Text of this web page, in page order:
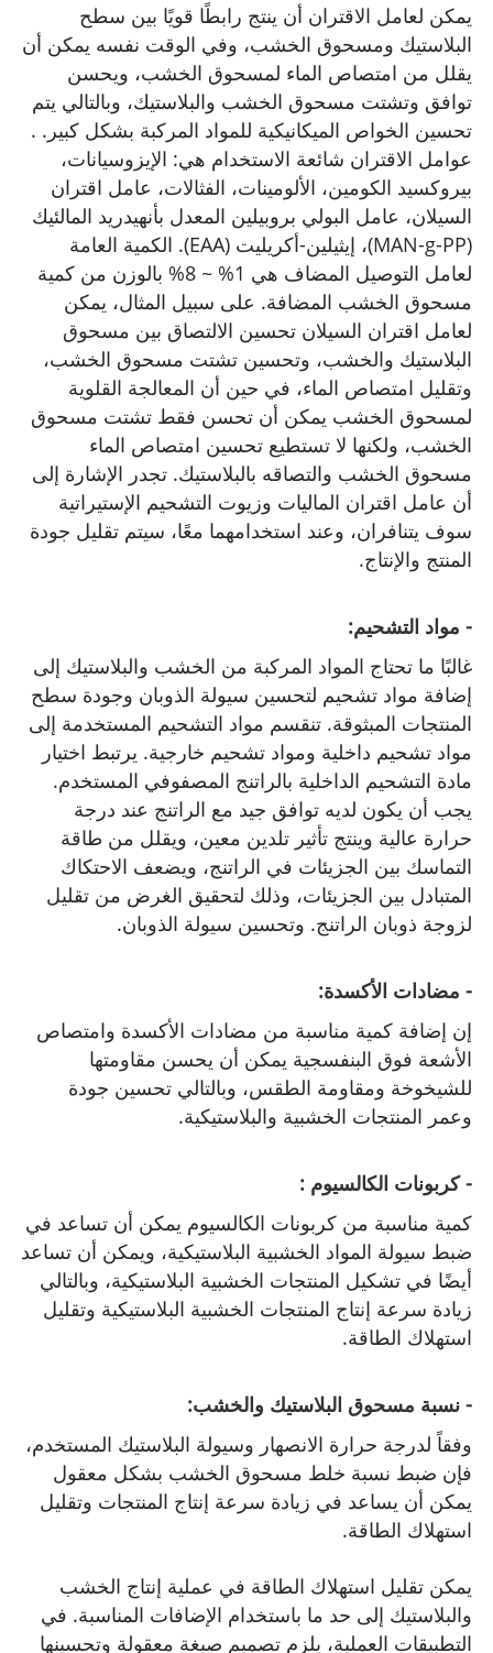
يمكن لعامل الاقتران أن ينتج رابطًا قويًا بين سطح
البلاستيك ومسحوق الخشب، وفي الوقت نفسه يمكن أن
يقلل من امتصاص الماء لمسحوق الخشب، ويحسن
توافق وتشتت مسحوق الخشب والبلاستيك، وبالتالي يتم
تحسين الخواص الميكانيكية للمواد المركبة بشكل كبير. .
عوامل الاقتران شائعة الاستخدام هي: الإيزوسيانات،
بيروكسيد الكومين، الألومينات، الفثالات، عامل اقتران
السيلان، عامل البولي بروبيلين المعدل بأنهيدريد المالئيك
(MAN-g-PP)، إيثيلين-أكريليت (EAA). الكمية العامة
لعامل التوصيل المضاف هي 1% ~ 8% بالوزن من كمية
مسحوق الخشب المضافة. على سبيل المثال، يمكن
لعامل اقتران السيلان تحسين الالتصاق بين مسحوق
البلاستيك والخشب، وتحسين تشتت مسحوق الخشب،
وتقليل امتصاص الماء، في حين أن المعالجة القلوية
لمسحوق الخشب يمكن أن تحسن فقط تشتت مسحوق
الخشب، ولكنها لا تستطيع تحسين امتصاص الماء
مسحوق الخشب والتصاقه بالبلاستيك. تجدر الإشارة إلى
أن عامل اقتران الماليات وزيوت التشحيم الإستيراتية
سوف يتنافران، وعند استخدامهما معًا، سيتم تقليل جودة
المنتج والإنتاج.
- مواد التشحيم:
غالبًا ما تحتاج المواد المركبة من الخشب والبلاستيك إلى
إضافة مواد تشحيم لتحسين سيولة الذوبان وجودة سطح
المنتجات المبثوقة. تنقسم مواد التشحيم المستخدمة إلى
مواد تشحيم داخلية ومواد تشحيم خارجية. يرتبط اختيار
مادة التشحيم الداخلية بالراتنج المصفوفي المستخدم.
يجب أن يكون لديه توافق جيد مع الراتنج عند درجة
حرارة عالية وينتج تأثير تلدين معين، ويقلل من طاقة
التماسك بين الجزيئات في الراتنج، ويضعف الاحتكاك
المتبادل بين الجزيئات، وذلك لتحقيق الغرض من تقليل
لزوجة ذوبان الراتنج. وتحسين سيولة الذوبان.
- مضادات الأكسدة:
إن إضافة كمية مناسبة من مضادات الأكسدة وامتصاص
الأشعة فوق البنفسجية يمكن أن يحسن مقاومتها
للشيخوخة ومقاومة الطقس، وبالتالي تحسين جودة
وعمر المنتجات الخشبية والبلاستيكية.
- كربونات الكالسيوم :
كمية مناسبة من كربونات الكالسيوم يمكن أن تساعد في
ضبط سيولة المواد الخشبية البلاستيكية، ويمكن أن تساعد
أيضًا في تشكيل المنتجات الخشبية البلاستيكية، وبالتالي
زيادة سرعة إنتاج المنتجات الخشبية البلاستيكية وتقليل
استهلاك الطاقة.
- نسبة مسحوق البلاستيك والخشب:
وفقاً لدرجة حرارة الانصهار وسيولة البلاستيك المستخدم،
فإن ضبط نسبة خلط مسحوق الخشب بشكل معقول
يمكن أن يساعد في زيادة سرعة إنتاج المنتجات وتقليل
استهلاك الطاقة.
يمكن تقليل استهلاك الطاقة في عملية إنتاج الخشب
والبلاستيك إلى حد ما باستخدام الإضافات المناسبة. في
التطبيقات العملية، يلزم تصميم صيغة معقولة وتحسينها